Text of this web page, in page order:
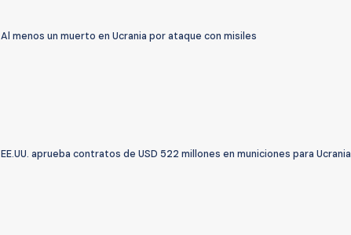
Al menos un muerto en Ucrania por ataque con misiles
EE.UU. aprueba contratos de USD 522 millones en municiones para Ucrania